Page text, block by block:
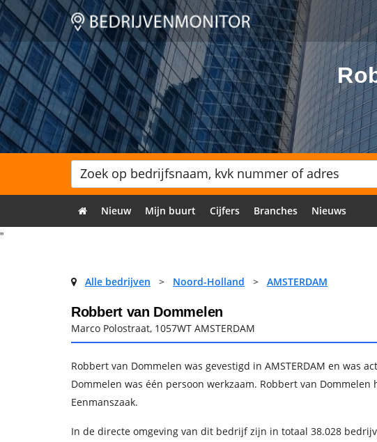
Nieuw Mijn buurt Cijfers Branches
Nieuws
"
Alle bedrijven > Noord-Holland > AMSTERDAM
Robbert van Dommelen
Marco Polostraat, 1057WT AMSTERDAM
Robbert van Dommelen was gevestigd in AMSTERDAM en was
Dommelen was één persoon werkzaam. Robbert van
Eenmanszaak.
In de directe omgeving van dit bedrijf zijn in totaal 38.028